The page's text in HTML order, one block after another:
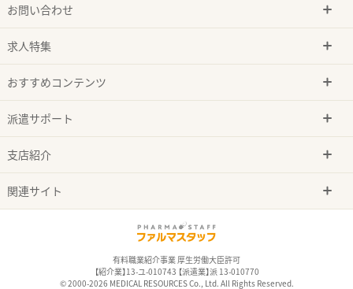
お問い合わせ
求人特集
おすすめコンテンツ
派遣サポート
支店紹介
関連サイト
有料職業紹介事業 厚生労働大臣許可
【紹介業】13-ユ-010743 【派遣業】派 13-010770
© 2000-2026 MEDICAL RESOURCES Co., Ltd. All Rights Reserved.